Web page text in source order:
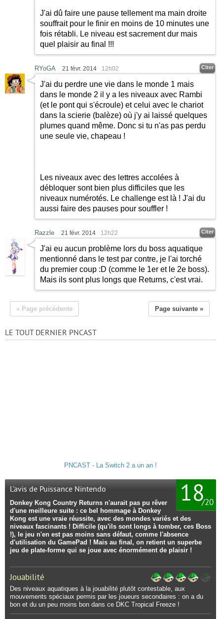
J'ai dû faire une pause tellement ma main droite
souffrait pour le finir en moins de 10 minutes une
fois rétabli. Le niveau est sacrement dur mais
quel plaisir au final !!!
RYoGA 21 févr. 2014 12h02 Citer
J'ai du perdre une vie dans le monde 1 mais
dans le monde 2 il y a les niveaux avec Rambi
(et le pont qui s'écroule) et celui avec le chariot
dans la scierie (balèze) où j'y ai laissé quelques
plumes quand même. Donc si tu n'as pas perdu
une seule vie, chapeau !
Les niveaux avec des lettres accolées à
débloquer sont bien plus difficiles que les
niveaux numérotés. Le challenge est là ! J'ai du
aussi faire des pauses pour souffler !
Razzle 21 févr. 2014 12h22 Citer
J'ai eu aucun problème lors du boss aquatique
mentionné dans le test par contre, je l'ai torché
du premier coup :D (comme le 1er et le 2e boss).
Mais ils sont plus longs que Returns, c'est vrai.
« Page précédente Page suivante »
LE TOUT DERNIER PNCAST
PNCAST - La Switch 2 a un an !
18
/20
L'avis de Puissance Nintendo
Donkey Kong Country Returns n'aurait pas pu rêver
d'une meilleure suite : ce bel hommage à Donkey
Kong est une vraie réussite, avec des mondes variés et des
niveaux fascinants ! Difficile (qu'ils sont longs à tomber, ces Boss
!), le jeu n'en est pas moins sans défaut, comme l'absence
d'utilisation du GamePad ! Mais au final, on retient un superbe
jeu de plate-forme qui se joue avec énormément de plaisir !
Jouabilité
Des niveaux aquatiques à la jouabilité plutôt contestable, aux
mouvements spéciaux permis par les joueurs secondaires : on a du
bon et du un peu moins bon dans ce DKC Tropical Freeze !